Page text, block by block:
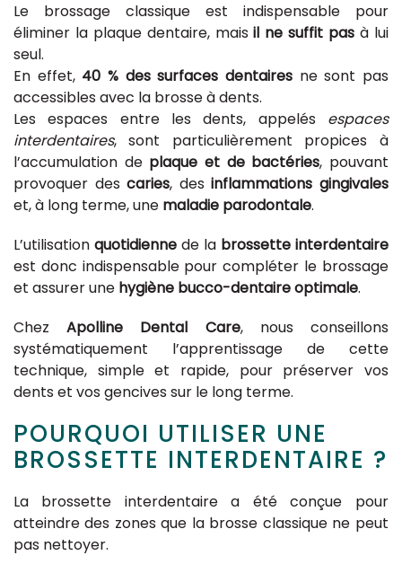
Le brossage classique est indispensable pour
éliminer la plaque dentaire, maisil ne suffit pas à lui
seul.
En effet, 40 % des surfaces dentairesne sont pas
accessibles avec la brosse à dents.
Les espaces entre les dents, appelés espaces
interdentaires, sont particulièrement propices à
l’accumulation de plaque et de bactéries, pouvant
provoquer descaries, desinflammations gingivales
et, à long terme, une maladie parodontale.
L’utilisation quotidienne de la brossette interdentaire
est donc indispensable pour compléter le brossage
et assurer une hygiène bucco-dentaire optimale.
ChezApolline Dental Care, nous conseillons
systématiquement l’apprentissage de cette
technique, simple et rapide, pour préserver vos
dents et vos gencives sur le long terme.
POURQUOI UTILISER UNE
BROSSETTE INTERDENTAIRE ?
La brossette interdentaire a été conçue pour
atteindre des zones que la brosse classique ne peut
pas nettoyer.